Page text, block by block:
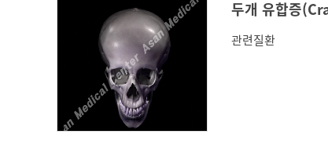
두개 유합증
관련질환